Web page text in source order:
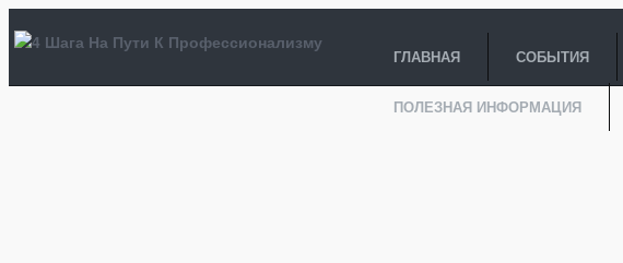
ГЛАВНАЯ СОБЫТИЯ
ПОЛЕЗНАЯ ИНФОРМАЦИЯ